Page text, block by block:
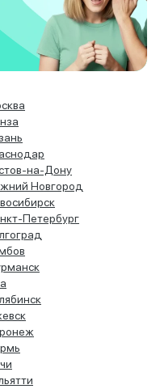
на-Дону
Новгород
Петербург